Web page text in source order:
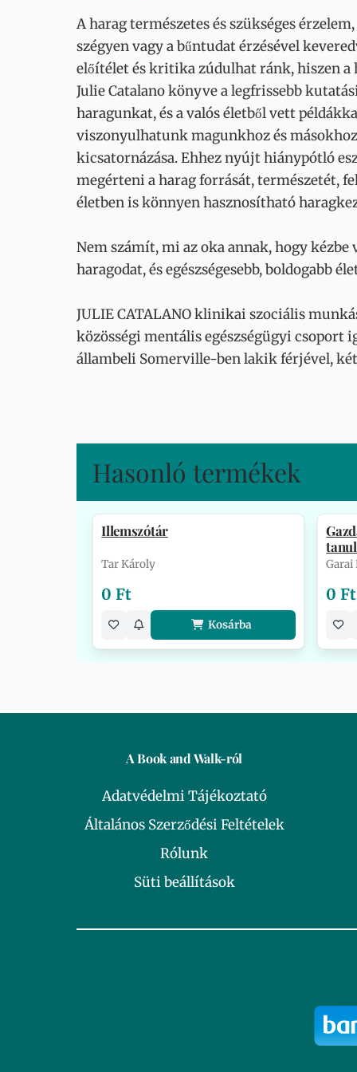
A harag természetes és szükséges
szégyen vagy a bűntudat érzésével
előítélet és kritika zúdulhat ránk, hiszen a
Julie Catalano könyve a legfrissebb
haragunkat, és a valós életből vett
viszonyulhatunk magunkhoz és
kicsatornázása. Ehhez nyújt hiánypótló
megérteni a harag forrását, természetét,
életben is könnyen hasznosítható
Nem számít, mi az oka annak, hogy
haragodat, és egészségesebb, boldogabb
JULIE CATALANO klinikai szociális
közösségi mentális egészségügyi csoport
állambeli Somerville-ben lakik férjével,
Hasonló termékek
Illemszótár
Tar Károly
0 Ft
Kosárba
Garai
0 Ft
A Book and Walk-ról
Adatvédelmi Tájékoztató
Általános Szerződési Feltételek
Rólunk
Süti beállítások